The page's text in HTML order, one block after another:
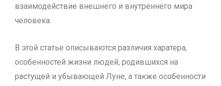
взаимодействие внешнего и внутреннего мира
человека.
В этой статье описываются различия харатера,
особенностей жизни людей, родившихся на
растущей и убывающей Луне, а также особенности